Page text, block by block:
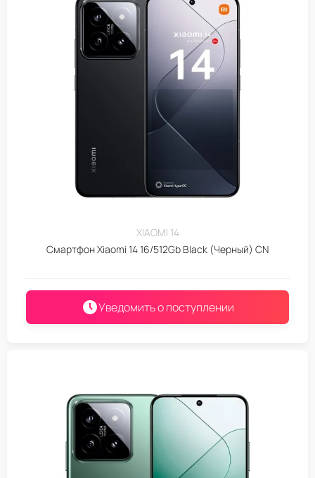
XIAOMI 14
Смартфон Xiaomi 14 16/512Gb Black (Черный) CN
Уведомить о поступлении